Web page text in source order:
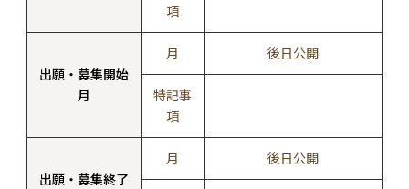
項
出願・募集開始
月
月 後日公開
特記事
項
出願・募集終了
月 後日公開